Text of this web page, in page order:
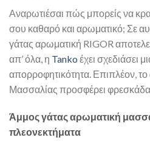
Αναρωτιέσαι πώς μπορείς να
σου καθαρό και αρωματικό; Σε
γάτας αρωματική RIGOR
απ’ όλα, η Tanko έχει σχεδιάσει
απορροφητικότητα. Επιπλέον,
Μασσαλίας προσφέρει
Άμμος γάτας αρωματική
πλεονεκτήματα